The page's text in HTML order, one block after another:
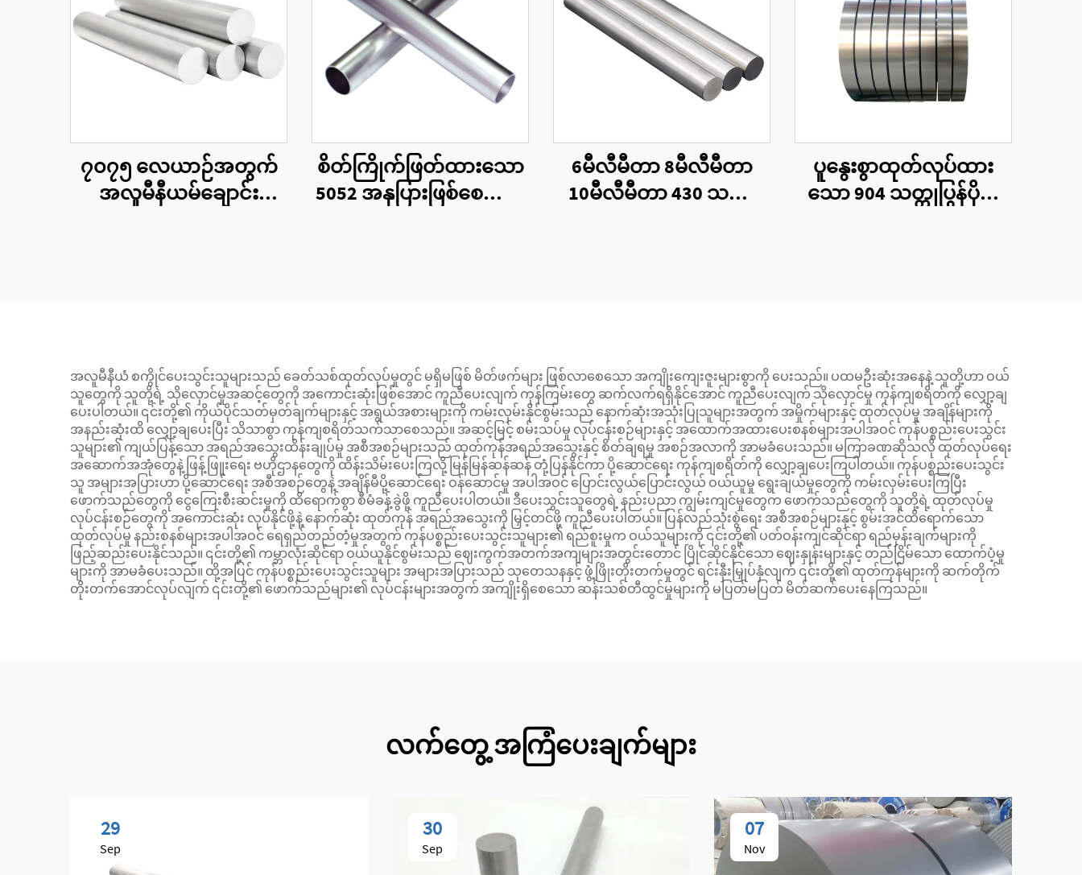
၇၀၇၅ လေယာဉ်အတွက်
အလူမီနီယမ်ချောင်း
စိတ်ကြိုက်ဖြတ်ထားသော
5052 အနုပြားဖြစ်စေသော
6မီလီမီတာ 8မီလီမီတာ
10မီလီမီတာ 430 သတ္တု
ပူနွေးစွာထုတ်လုပ်ထား
သော 904 သတ္တုပြွန်ပိုင်း
အလူမီနီယံ စကွိုင်ပေးသွင်းသူများသည် ခေတ်သစ်ထုတ်လုပ်မှုတွင် မရှိမဖြစ် မိတ်ဖက်များ ဖြစ်လာစေသော အကျိုးကျေးဇူးများစွာကို ပေးသည်။ ပထမဦးဆုံးအနေနဲ့ သူတို့ဟာ ဝယ်
သူတွေကို သူတို့ရဲ့ သိုလှောင်မှုအဆင့်တွေကို အကောင်းဆုံးဖြစ်အောင် ကူညီပေးလျက် ကုန်ကြမ်းတွေ ဆက်လက်ရရှိနိုင်အောင် ကူညီပေးလျက် သိုလှောင်မှု ကုန်ကျစရိတ်ကို လျှော့ချ
ပေးပါတယ်။ ၎င်းတို့၏ ကိုယ်ပိုင်သတ်မှတ်ချက်များနှင့် အရွယ်အစားများကို ကမ်းလှမ်းနိုင်စွမ်းသည် နောက်ဆုံးအသုံးပြုသူများအတွက် အမှိုက်များနှင့် ထုတ်လုပ်မှု အချိန်များကို
အနည်းဆုံးထိ လျှော့ချပေးပြီး သိသာစွာ ကုန်ကျစရိတ်သက်သာစေသည်။ အဆင့်မြင့် စမ်းသပ်မှု လုပ်ငန်းစဉ်များနှင့် အထောက်အထားပေးစနစ်များအပါအဝင် ကုန်ပစ္စည်းပေးသွင်း
သူများ၏ ကျယ်ပြန့်သော အရည်အသွေးထိန်းချုပ်မှု အစီအစဉ်များသည် ထုတ်ကုန်အရည်အသွေးနှင့် စိတ်ချရမှု အစဉ်အလာကို အာမခံပေးသည်။ မကြာခဏဆိုသလို ထုတ်လုပ်ရေး
အဆောက်အအုံတွေနဲ့ ဖြန့်ဖြူးရေး ဗဟိုဌာနတွေကို ထိန်းသိမ်းပေးကြလို့ မြန်မြန်ဆန်ဆန် တုံ့ပြန်နိုင်ကာ ပို့ဆောင်ရေး ကုန်ကျစရိတ်ကို လျှော့ချပေးကြပါတယ်။ ကုန်ပစ္စည်းပေးသွင်း
သူ အများအပြားဟာ ပို့ဆောင်ရေး အစီအစဉ်တွေနဲ့ အချိန်မီပို့ဆောင်ရေး ဝန်ဆောင်မှု အပါအဝင် ပြောင်းလွယ်ပြောင်းလွယ် ဝယ်ယူမှု ရွေးချယ်မှုတွေကို ကမ်းလှမ်းပေးကြပြီး
ဖောက်သည်တွေကို ငွေကြေးစီးဆင်းမှုကို ထိရောက်စွာ စီမံခန့်ခွဲဖို့ ကူညီပေးပါတယ်။ ဒီပေးသွင်းသူတွေရဲ့ နည်းပညာ ကျွမ်းကျင်မှုတွေက ဖောက်သည်တွေကို သူတို့ရဲ့ ထုတ်လုပ်မှု
လုပ်ငန်းစဉ်တွေကို အကောင်းဆုံး လုပ်နိုင်ဖို့နဲ့ နောက်ဆုံး ထုတ်ကုန် အရည်အသွေးကို မြှင့်တင်ဖို့ ကူညီပေးပါတယ်။ ပြန်လည်သုံးစွဲရေး အစီအစဉ်များနှင့် စွမ်းအင်ထိရောက်သော
ထုတ်လုပ်မှု နည်းစနစ်များအပါအဝင် ရေရှည်တည်တံ့မှုအတွက် ကုန်ပစ္စည်းပေးသွင်းသူများ၏ ရည်စူးမှုက ဝယ်သူများကို ၎င်းတို့၏ ပတ်ဝန်းကျင်ဆိုင်ရာ ရည်မှန်းချက်များကို
ဖြည့်ဆည်းပေးနိုင်သည်။ ၎င်းတို့၏ ကမ္ဘာလုံးဆိုင်ရာ ဝယ်ယူနိုင်စွမ်းသည် ဈေးကွက်အတက်အကျများအတွင်းတောင် ပြိုင်ဆိုင်နိုင်သော ဈေးနှုန်းများနှင့် တည်ငြိမ်သော ထောက်ပံ့မှု
များကို အာမခံပေးသည်။ ထို့အပြင် ကုန်ပစ္စည်းပေးသွင်းသူများ အများအပြားသည် သုတေသနနှင့် ဖွံ့ဖြိုးတိုးတက်မှုတွင် ရင်းနှီးမြှုပ်နှံလျက် ၎င်းတို့၏ ထုတ်ကုန်များကို ဆက်တိုက်
တိုးတက်အောင်လုပ်လျက် ၎င်းတို့၏ ဖောက်သည်များ၏ လုပ်ငန်းများအတွက် အကျိုးရှိစေသော ဆန်းသစ်တီထွင်မှုများကို မပြတ်မပြတ် မိတ်ဆက်ပေးနေကြသည်။
လက်တွေ့ အကြံပေးချက်များ
29
Sep
30
Sep
07
Nov